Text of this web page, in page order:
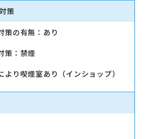
通費（全額支給）、賞与（年2
婚・出産祝い金、最新端末購入補助
各種表彰制度、定期健康診断、研修
社内懇親会
策
策の有無：あり
策：禁煙
より喫煙室あり（インショップ）